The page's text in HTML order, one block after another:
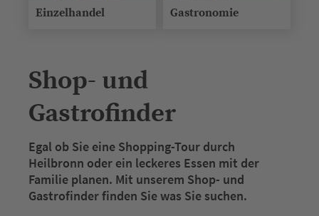
Einzelhandel Gastronomie
Shop- und
Gastrofinder
Egal ob Sie eine Shopping-Tour durch
Heilbronn oder ein leckeres Essen mit der
Familie planen. Mit unserem Shop- und
Gastrofinder finden Sie was Sie suchen.